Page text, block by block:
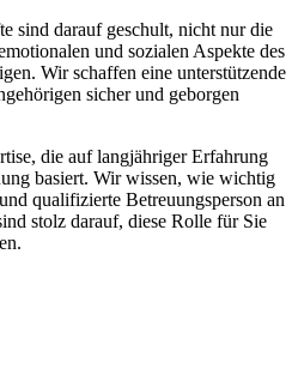
sind darauf geschult, nicht nur die
und sozialen Aspekte des
Wir schaffen eine unterstützende
sicher und geborgen
die auf langjähriger Erfahrung
basiert. Wir wissen, wie wichtig
qualifizierte Betreuungsperson an
stolz darauf, diese Rolle für Sie